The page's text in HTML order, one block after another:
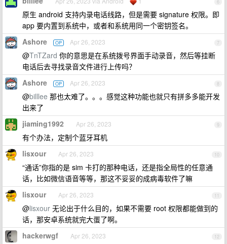
6
原生 android 支持内录电话线路，但是需要 signature 权限。即
app 要内置到系统中，或者和系统用同一个密钥签名。
7
Ashore OP Apr 26, 2023
@TnTZard 你的意思是在系统拨号界面手动录音，然后等挂断
电话后去寻找录音文件进行上传吗？
8
Ashore OP Apr 26, 2023
@billlee 那也太难了。。。感觉这种功能也就只有拼多多能开发
出来了
9
jiaming1992 Apr 26, 2023
有个办法，定制个蓝牙耳机
10
lisxour Apr 26, 2023
“通话”你指的是 sim 卡打的那种电话，还是指全局性的任意通
话，比如微信语音等等，那这不妥妥的成病毒软件了嘛
11
lisxour Apr 26, 2023
@lisxour 无论出于什么目的，如果不需要 root 权限都能做到的
话，那安卓系统就完大蛋了啊。
12
hackerwgf Apr 26, 2023